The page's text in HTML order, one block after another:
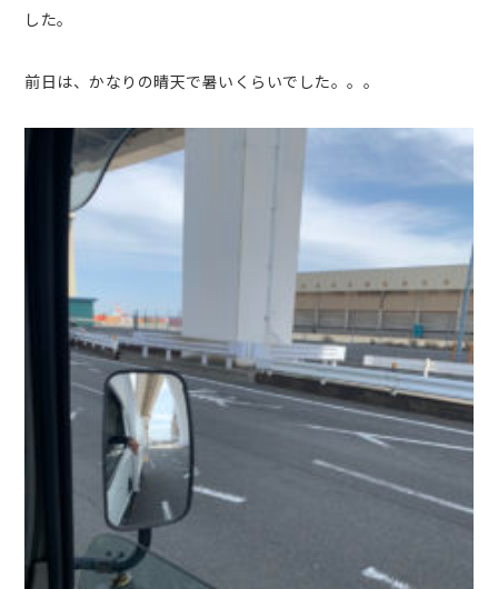
した。
前日は、かなりの晴天で暑いくらいでした。。。